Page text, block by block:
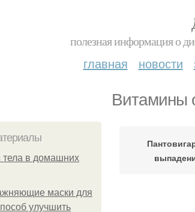
полезная информация о
главная новости
Витамины
тела в домашних
маски для
улучшить